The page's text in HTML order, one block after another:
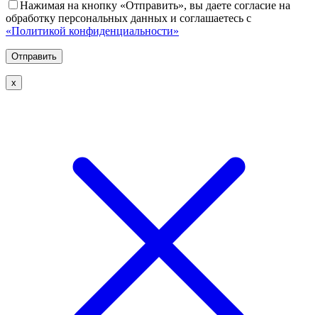
Нажимая на кнопку «Отправить», вы даете согласие на
обработку персональных данных и соглашаетесь с
«Политикой конфиденциальности»
х